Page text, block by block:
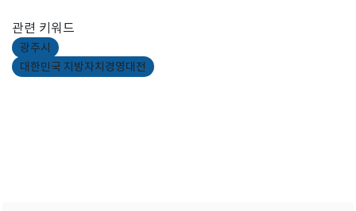
관련 키워드
광주시
대한민국 지방자치경영대전